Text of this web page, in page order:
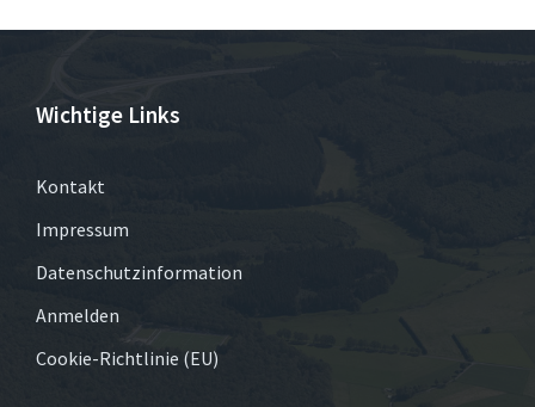
Beiträge
Wichtige Links
Kontakt
Impressum
Datenschutzinformation
Anmelden
Cookie-Richtlinie (EU)